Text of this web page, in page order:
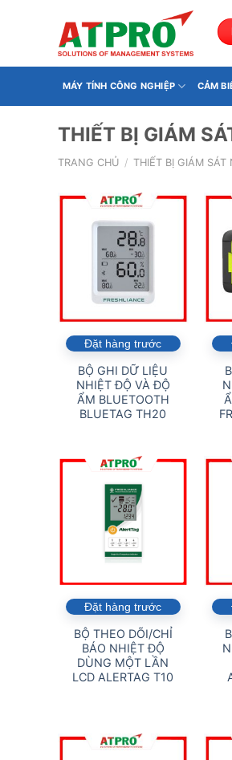
dung
MÁY TÍNH CÔNG NGHIỆP CẢM
THIẾT BỊ GIÁM
TRANG CHỦ / THIẾT BỊ GIÁM
Đặt hàng trước
BỘ GHI DỮ LIỆU
NHIỆT ĐỘ VÀ ĐỘ
ẨM BLUETOOTH
BLUETAG TH20
Đặt hàng trước
BỘ THEO DÕI/CHỈ
BÁO NHIỆT ĐỘ
DÙNG MỘT LẦN
LCD ALERTAG T10